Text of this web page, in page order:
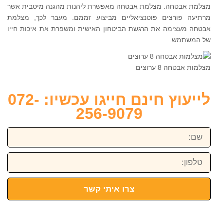
מצלמת אבטחה. מצלמת אבטחה מאפשרת ליהנות מהגנה מיטבית אשר
מרתיעה פורצים פוטנציאליים מביצוע זממם. מעבר לכך, מצלמת
אבטחה מעצימה את הרגשת הביטחון האישית ומשפרת את איכות חייו
של המשתמש.
מצלמות אבטחה 8 ערוצים
לייעוץ חינם חייגו עכשיו: 072-
256-9079
שם:
טלפון:
צרו איתי קשר